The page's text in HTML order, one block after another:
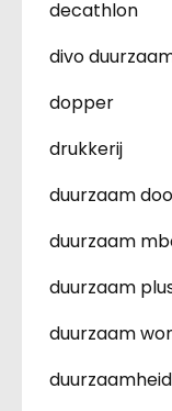
decathlon
divo
dopper
drukkerij
duurzaam
duurzaam
duurzaam
duurzaam